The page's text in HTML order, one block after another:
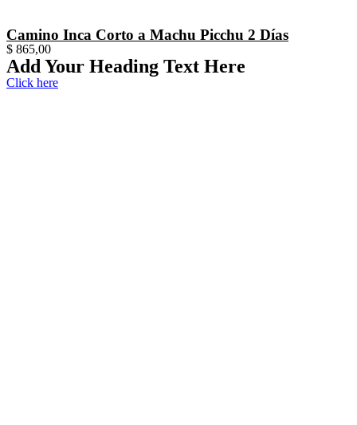
Camino Inca Corto a Machu Picchu 2 Días
$ 865,00
Add Your Heading Text Here
Click here